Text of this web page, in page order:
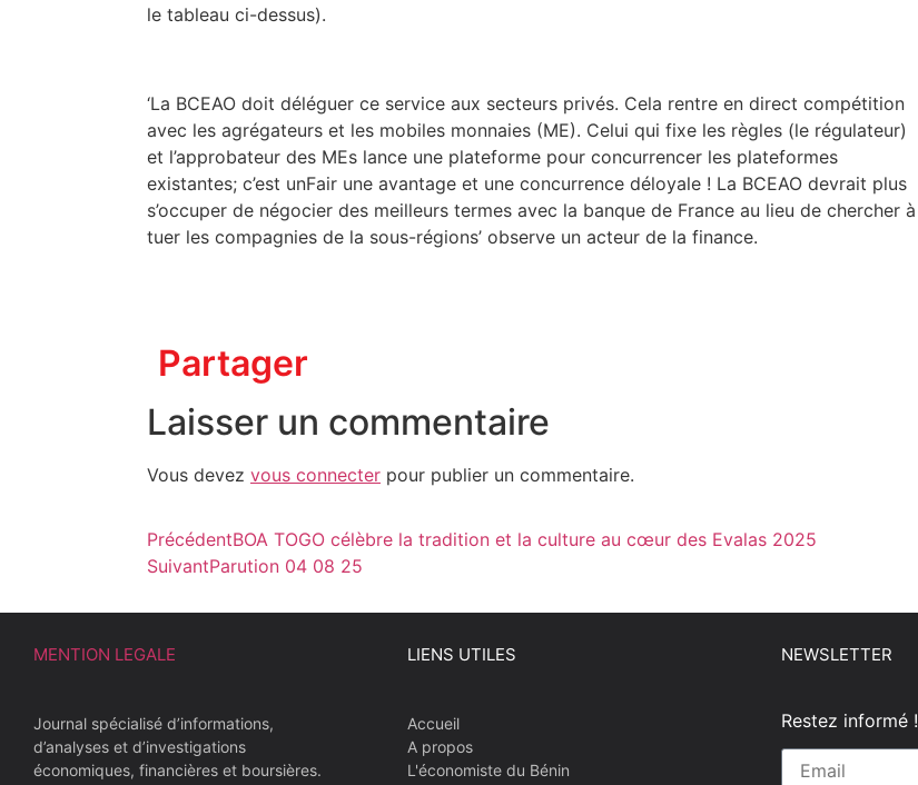
le tableau ci-dessus).
‘La BCEAO doit déléguer ce service aux secteurs privés. Cela rentre en direct compétition
avec les agrégateurs et les mobiles monnaies (ME). Celui qui fixe les règles (le régulateur)
et l’approbateur des MEs lance une plateforme pour concurrencer les plateformes
existantes; c’est unFair une avantage et une concurrence déloyale ! La BCEAO devrait plus
s’occuper de négocier des meilleurs termes avec la banque de France au lieu de chercher à
tuer les compagnies de la sous-régions’ observe un acteur de la finance.
Partager
Laisser un commentaire
Vous devez vous connecter pour publier un commentaire.
PrécédentBOA TOGO célèbre la tradition et la culture au cœur des Evalas 2025
SuivantParution 04 08 25
MENTION LEGALE
Journal spécialisé d’informations,
d’analyses et d’investigations
économiques, financières et boursières.
LIENS UTILES
Accueil
A propos
L'économiste du Bénin
NEWSLETTER
Restez informé !